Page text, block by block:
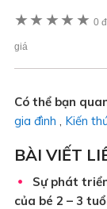
★ ★ ★ ★ ★ 0
giá
Có thể bạn
gia đình
Kiến
BÀI VIẾT
Sự phát
của bé 2 – 3